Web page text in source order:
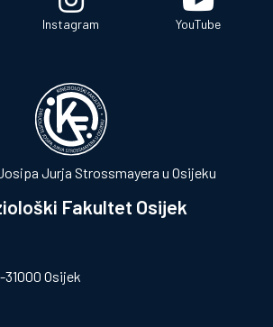
Instagram YouTube
Jurja Strossmayera u Osijeku
Fakultet Osijek
31000 Osijek